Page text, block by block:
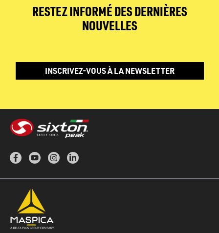
RESTEZ INFORMÉ DES DERNIÈRES
NOUVELLES
INSCRIVEZ-VOUS À LA NEWSLETTER